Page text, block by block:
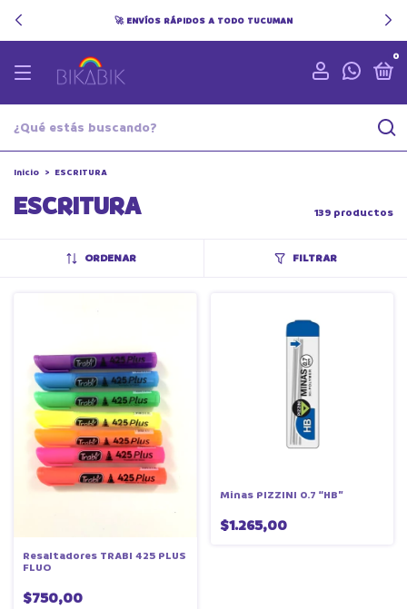
🚀 ENVÍOS RÁPIDOS A TODO TUCUMAN
0
Inicio > ESCRITURA
ESCRITURA 139 productos
ORDENAR FILTRAR
Resaltadores TRABI 425 PLUS
FLUO
$750,00
Minas PIZZINI 0.7 “HB”
$1.265,00